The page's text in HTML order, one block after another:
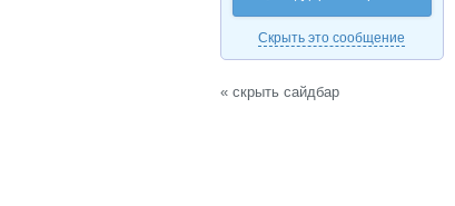
Скрыть это сообщение
« скрыть сайдбар